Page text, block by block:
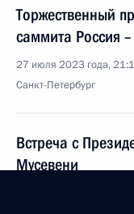
Торжественный
саммита Россия
27 июля 2023 года,
Санкт-Петербург
Встреча с
Мусевени